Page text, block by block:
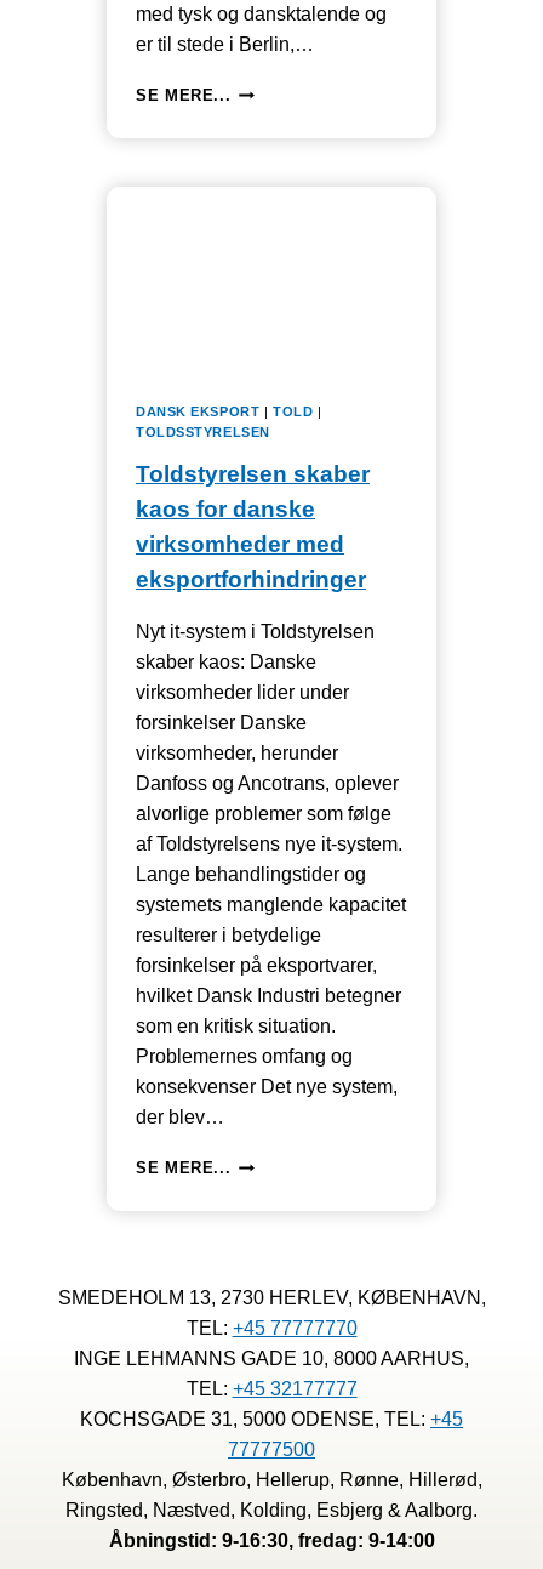
med tysk og dansktalende og
er til stede i Berlin,…
SE MERE... TYSKLAND
DANSK EKSPORT | TOLD |
TOLDSSTYRELSEN
Toldstyrelsen skaber
kaos for danske
virksomheder med
eksportforhindringer
Nyt it-system i Toldstyrelsen
skaber kaos: Danske
virksomheder lider under
forsinkelser Danske
virksomheder, herunder
Danfoss og Ancotrans, oplever
alvorlige problemer som følge
af Toldstyrelsens nye it-system.
Lange behandlingstider og
systemets manglende kapacitet
resulterer i betydelige
forsinkelser på eksportvarer,
hvilket Dansk Industri betegner
som en kritisk situation.
Problemernes omfang og
konsekvenser Det nye system,
der blev…
SE MERE... TOLDSTYRELSEN
MED
EKSPORTFORHINDRINGER
SMEDEHOLM 13, 2730 HERLEV, KØBENHAVN,
TEL: +45 77777770
INGE LEHMANNS GADE 10, 8000 AARHUS,
TEL: +45 32177777
KOCHSGADE 31, 5000 ODENSE, TEL: +45
77777500
København, Østerbro, Hellerup, Rønne, Hillerød,
Ringsted, Næstved, Kolding, Esbjerg & Aalborg.
Åbningstid: 9-16:30, fredag: 9-14:00